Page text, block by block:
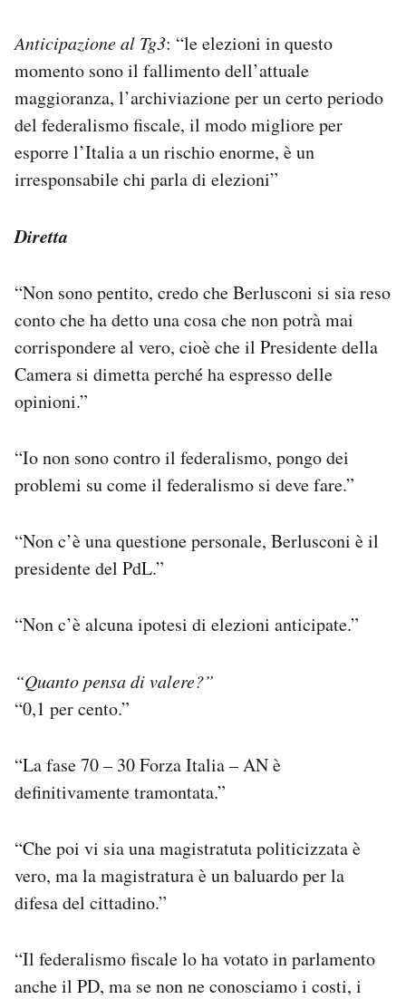
Anticipazione al Tg3: “le elezioni in questo
momento sono il fallimento dell’attuale
maggioranza, l’archiviazione per un certo periodo
del federalismo fiscale, il modo migliore per
esporre l’Italia a un rischio enorme, è un
irresponsabile chi parla di elezioni”
Diretta
“Non sono pentito, credo che Berlusconi si sia reso
conto che ha detto una cosa che non potrà mai
corrispondere al vero, cioè che il Presidente della
Camera si dimetta perché ha espresso delle
opinioni.”
“Io non sono contro il federalismo, pongo dei
problemi su come il federalismo si deve fare.”
“Non c’è una questione personale, Berlusconi è il
presidente del PdL.”
“Non c’è alcuna ipotesi di elezioni anticipate.”
“Quanto pensa di valere?”
“0,1 per cento.”
“La fase 70 – 30 Forza Italia – AN è
definitivamente tramontata.”
“Che poi vi sia una magistratuta politicizzata è
vero, ma la magistratura è un baluardo per la
difesa del cittadino.”
“Il federalismo fiscale lo ha votato in parlamento
anche il PD, ma se non ne conosciamo i costi, i